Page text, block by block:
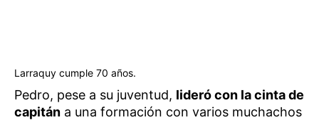
Larraquy cumple 70 años.
Pedro, pese a su juventud, lideró con la cinta de
capitán a una formación con varios muchachos